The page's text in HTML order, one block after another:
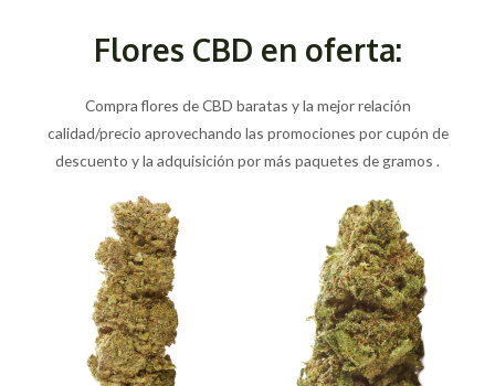
Flores CBD en oferta:
Compra flores de CBD baratas y la mejor relación
calidad/precio aprovechando las promociones por cupón de
descuento y la adquisición por más paquetes de gramos .